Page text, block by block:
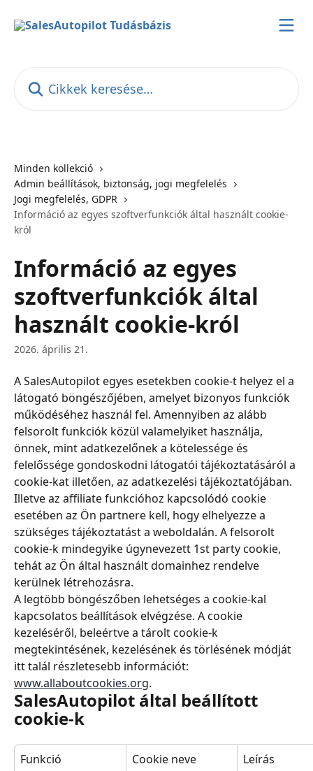
Minden kollekció
Admin beállítások, biztonság, jogi megfelelés
Jogi megfelelés, GDPR
Információ az egyes szoftverfunkciók által használt cookie-
król
Információ az egyes
szoftverfunkciók által
használt cookie-król
2026. április 21.
A SalesAutopilot egyes esetekben cookie-t helyez el a
látogató böngészőjében, amelyet bizonyos funkciók
működéséhez használ fel. Amennyiben az alább
felsorolt funkciók közül valamelyiket használja,
önnek, mint adatkezelőnek a kötelessége és
felelőssége gondoskodni látogatói tájékoztatásáról a
cookie-kat illetően, az adatkezelési tájékoztatójában.
Illetve az affiliate funkcióhoz kapcsolódó cookie
esetében az Ön partnere kell, hogy elhelyezze a
szükséges tájékoztatást a weboldalán. A felsorolt
cookie-k mindegyike úgynevezett 1st party cookie,
tehát az Ön által használt domainhez rendelve
kerülnek létrehozásra.
A legtöbb böngészőben lehetséges a cookie-kal
kapcsolatos beállítások elvégzése. A cookie
kezeléséről, beleértve a tárolt cookie-k
megtekintésének, kezelésének és törlésének módját
itt talál részletesebb információt:
www.allaboutcookies.org.
SalesAutopilot által beállított
cookie-k
Funkció Cookie neve
Leírás